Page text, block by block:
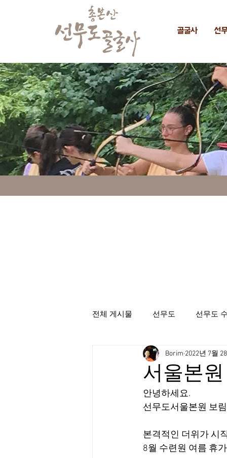
골굴사 선
전체 게시물 선무도 선무도
선무도총본산골굴사 시명상
서울본
Borim 2022년 7월
안녕하세요.
선무도서울본원 보
본격적인 더위가 시
8월 수련원 여름 휴